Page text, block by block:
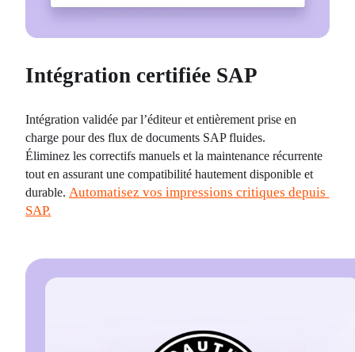
Intégration certifiée SAP
Intégration validée par l’éditeur et entièrement prise en
charge pour des flux de documents SAP fluides.
Éliminez les correctifs manuels et la maintenance récurrente
tout en assurant une compatibilité hautement disponible et
durable. Automatisez vos impressions critiques depuis
SAP.